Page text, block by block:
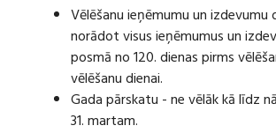
Vēlēšanu ieņēmumu un izdevumu
norādot visus ieņēmumus un
posmā no 120. dienas pirms
vēlēšanu dienai.
Gada pārskatu - ne vēlāk kā līdz
31. martam.